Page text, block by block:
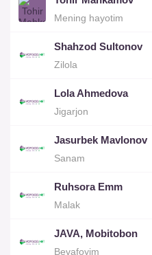
Mening hayotim
Shahzod Sultonov
Zilola
Lola Ahmedova
Jigarjon
Jasurbek Mavlonov
Sanam
Ruhsora Emm
Malak
JAVA, Mobitobon
Bevafoyim